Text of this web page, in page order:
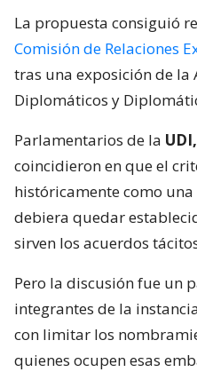
La propuesta consiguió
Comisión de Relaciones
tras una exposición de la
Diplomáticos y
Parlamentarios de la
coincidieron en que el
históricamente como
debiera quedar
sirven los acuerdos
Pero la discusión fue un
integrantes de la
con limitar los
quienes ocupen esas